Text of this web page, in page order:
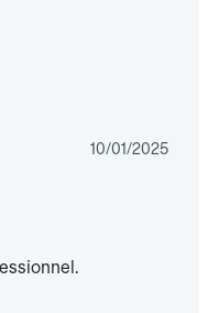
10/01/2025